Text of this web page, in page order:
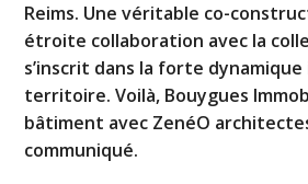
Reims. Une véritable co-
étroite collaboration avec la
s’inscrit dans la forte
territoire. Voilà, Bouygues
bâtiment avec ZenéO
communiqué.